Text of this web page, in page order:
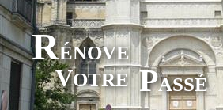
RÉNOVE
VOTRE PASSÉ